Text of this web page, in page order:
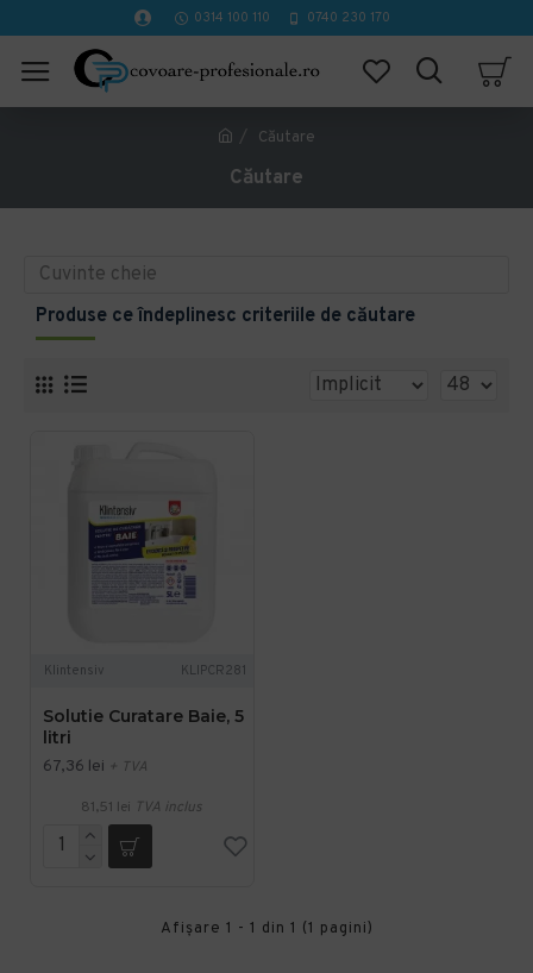
0314 100 110 0740 230 170
Căutare
Căutare
Produse ce îndeplinesc criteriile de căutare
Klintensiv KLIPCR281
Solutie Curatare Baie, 5
litri
67,36 lei + TVA
81,51 lei TVA inclus
Afişare 1 - 1 din 1 (1 pagini)